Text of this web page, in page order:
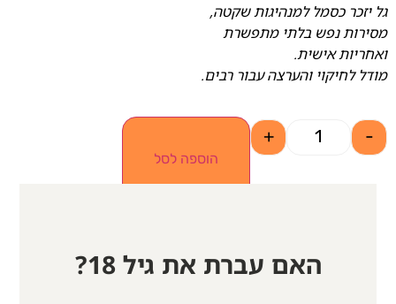
גל יזכר כסמל למנהיגות שקטה,
מסירות נפש בלתי מתפשרת
ואחריות אישית.
מודל לחיקוי והערצה עבור רבים.
-
+
הוספה לסל
האם עברת את גיל 18?